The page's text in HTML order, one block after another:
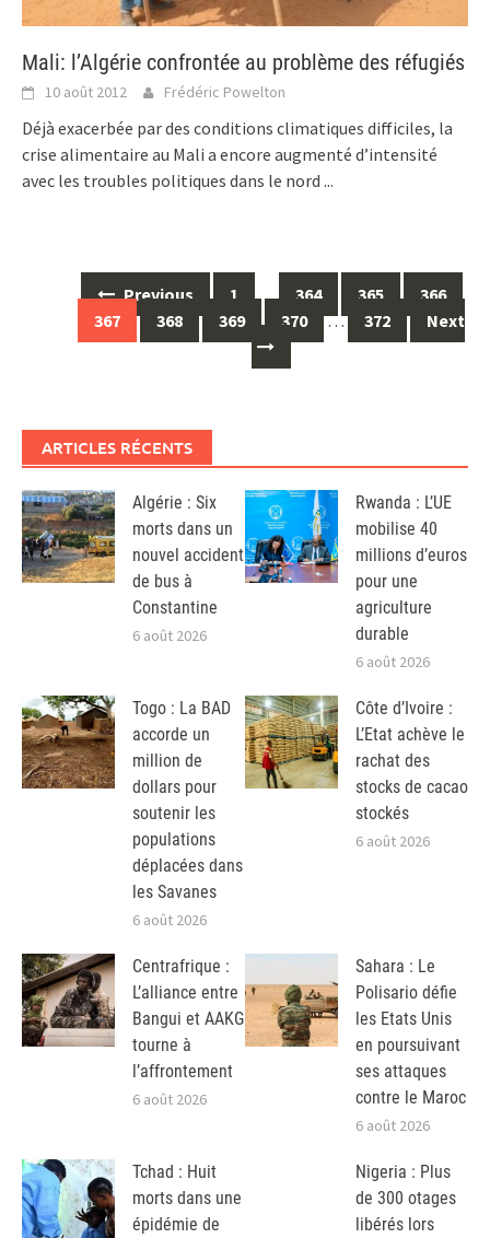
Mali: l’Algérie confrontée au problème des réfugiés
10 août 2012 Frédéric Powelton
Déjà exacerbée par des conditions climatiques difficiles, la
crise alimentaire au Mali a encore augmenté d’intensité
avec les troubles politiques dans le nord ...
navigation
Previous 1 … 364 365
366
367
368 369 370 … 372 Next
ARTICLES RÉCENTS
Algérie : Six
morts dans un
nouvel accident
de bus à
Constantine
6 août 2026
Rwanda : L’UE
mobilise 40
millions d’euros
pour une
agriculture
durable
6 août 2026
Togo : La BAD
accorde un
million de
dollars pour
soutenir les
populations
déplacées dans
les Savanes
6 août 2026
Côte d’Ivoire :
L’Etat achève le
rachat des
stocks de cacao
stockés
6 août 2026
Centrafrique :
L’alliance entre
Bangui et AAKG
tourne à
l’affrontement
6 août 2026
Sahara : Le
Polisario défie
les Etats Unis
en poursuivant
ses attaques
contre le Maroc
6 août 2026
Tchad : Huit
morts dans une
épidémie de
Nigeria : Plus
de 300 otages
libérés lors